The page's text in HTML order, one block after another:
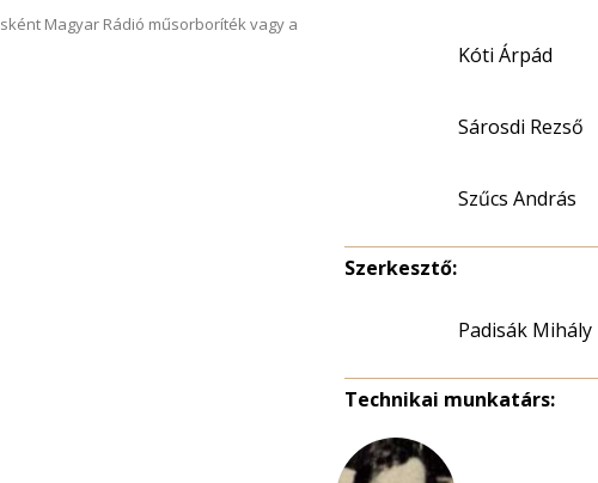
Magyar Rádió műsorboríték vagy a
Kóti Árpád
Sárosdi Rezső
Szűcs András
Szerkesztő:
Padisák Mihály
Technikai munkatárs: